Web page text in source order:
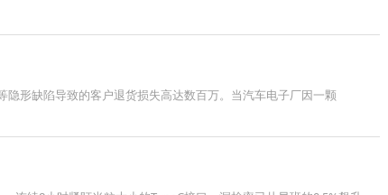
形缺陷导致的客户退货损失高达数百万。当汽车电子厂因一颗